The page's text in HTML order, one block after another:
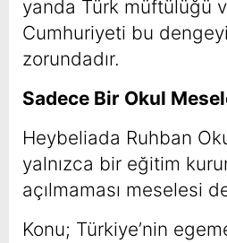
yanda Türk müftülüğü
Cumhuriyeti bu
zorundadır.
Sadece Bir Okul
Heybeliada Ruhban
yalnızca bir eğitim
açılmaması meselesi
Konu; Türkiye’nin